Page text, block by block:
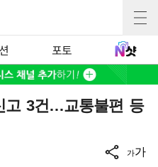
포토
고 3건…교통불편 등
가가